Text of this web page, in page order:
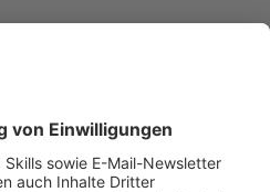
gemacht werden muss.
nicht zu halten. Das
Gericht ausgesetzt und